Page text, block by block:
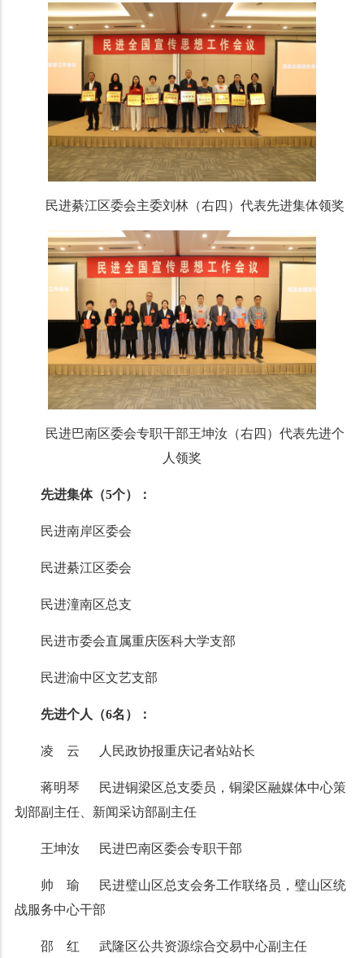
民进綦江区委会主委刘林（右四）代表先进集体领奖
民进巴南区委会专职干部王坤汝（右四）代表先进个
人领奖
先进集体（5个）：
民进南岸区委会
民进綦江区委会
民进潼南区总支
民进市委会直属重庆医科大学支部
民进渝中区文艺支部
先进个人（6名）：
凌 云 人民政协报重庆记者站站长
蒋明琴 民进铜梁区总支委员，铜梁区融媒体中心策
划部副主任、新闻采访部副主任
王坤汝 民进巴南区委会专职干部
帅 瑜 民进璧山区总支会务工作联络员，璧山区统
战服务中心干部
邵 红 武隆区公共资源综合交易中心副主任